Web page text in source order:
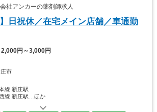
社アンカーの薬剤師求人
日祝休／在宅メイン店舗／車通勤
2,000円～3,000円
市
線 新庄駅
西線 新庄駅…ほか